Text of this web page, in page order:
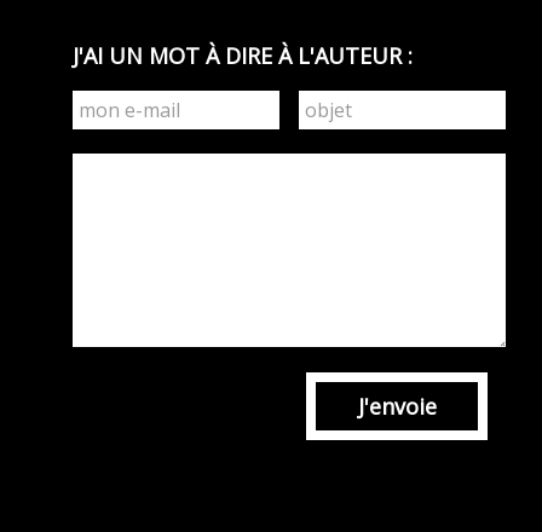
J'AI UN MOT À DIRE À L'AUTEUR :
J'envoie